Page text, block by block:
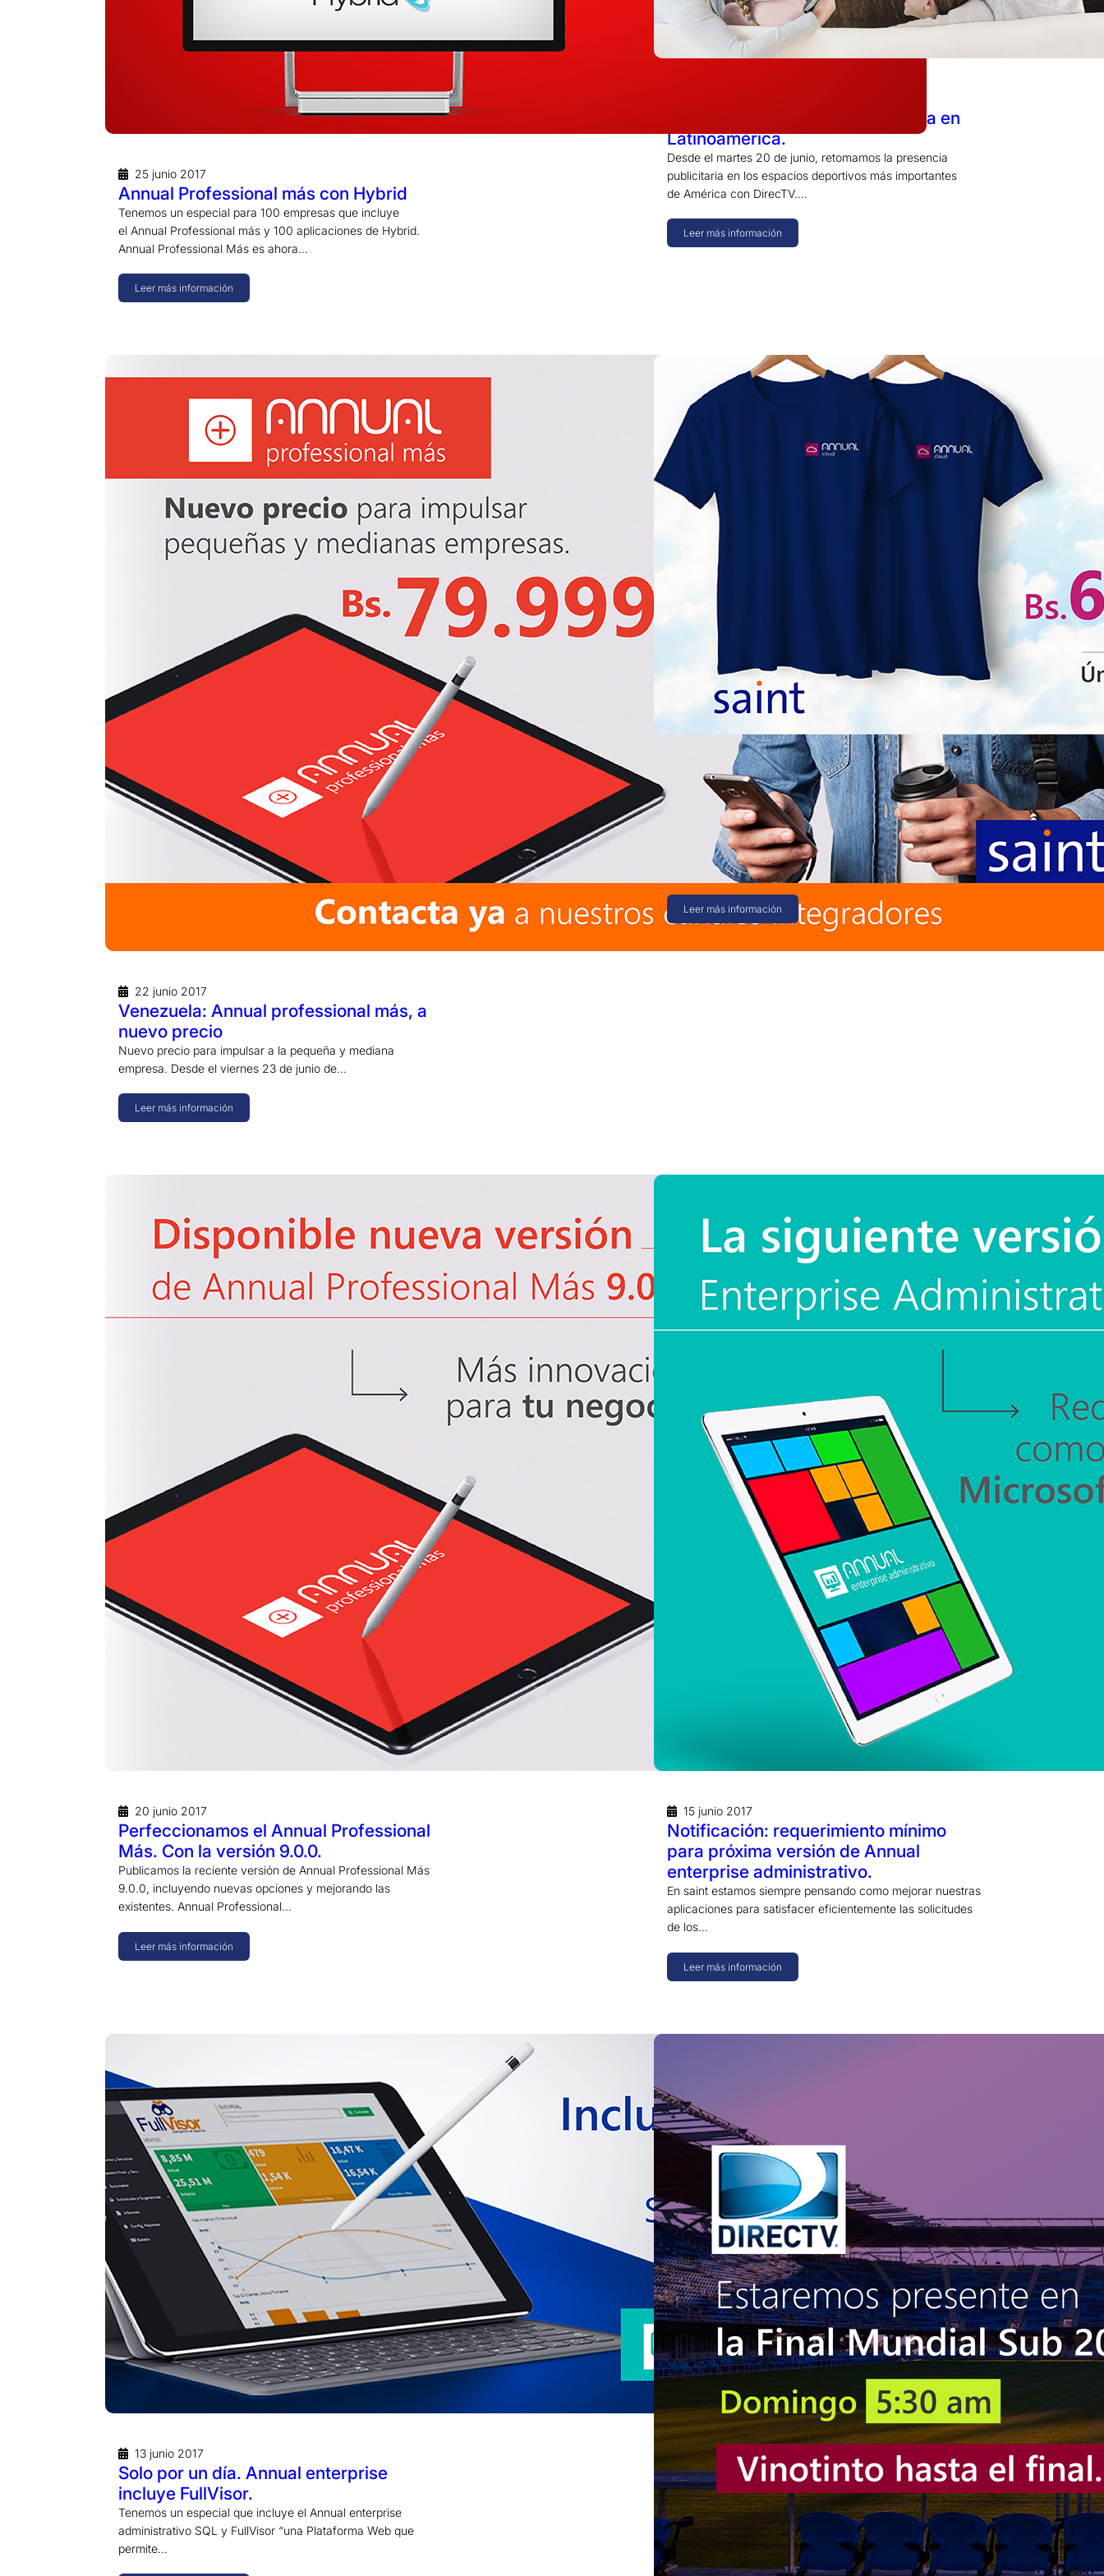
25 junio 2017
Annual Professional más con Hybrid
Tenemos un especial para 100 empresas que incluye
el Annual Professional más y 100 aplicaciones de Hybrid.
Annual Professional Más es ahora…
Leer más información
Reforzamos campaña publicitaria en
Latinoamérica.
Desde el martes 20 de junio, retomamos la presencia
publicitaria en los espacios deportivos más importantes
de América con DirecTV.…
Leer más información
22 junio 2017
Venezuela: Annual professional más, a
nuevo precio
Nuevo precio para impulsar a la pequeña y mediana
empresa. Desde el viernes 23 de junio de…
Leer más información
21 junio 2017
Promoción bajada de una Nube, 2
Franelas Annual Cloud
En saint no descansamos, siempre estamos pensando como
coadyuvar a nuestros canales integradores, en este
oportunidad tenemos…
Leer más información
20 junio 2017
Perfeccionamos el Annual Professional
Más. Con la versión 9.0.0.
Publicamos la reciente versión de Annual Professional Más
9.0.0, incluyendo nuevas opciones y mejorando las
existentes. Annual Professional…
Leer más información
15 junio 2017
Notificación: requerimiento mínimo
para próxima versión de Annual
enterprise administrativo.
En saint estamos siempre pensando como mejorar nuestras
aplicaciones para satisfacer eficientemente las solicitudes
de los…
Leer más información
13 junio 2017
Solo por un día. Annual enterprise
incluye FullVisor.
Tenemos un especial que incluye el Annual enterprise
administrativo SQL y FullVisor “una Plataforma Web que
permite…